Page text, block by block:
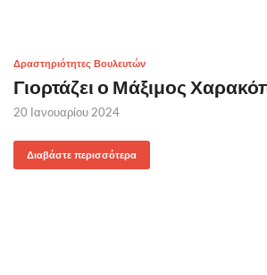
Δραστηριότητες Βουλευτών
Γιορτάζει ο Μάξιμος
20 Ιανουαρίου 2024
Διαβάστε περισσότερα